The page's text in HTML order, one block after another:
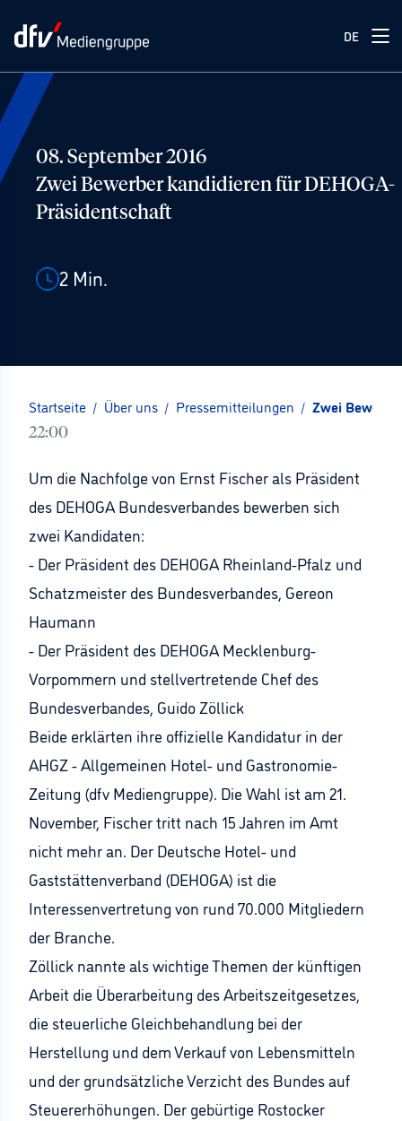
DE
08. September 2016
Zwei Bewerber kandidieren für DEHOGA-
Präsidentschaft
2 Min.
Startseite / Über uns / Pressemitteilungen / Zwei
22:00
Um die Nachfolge von Ernst Fischer als Präsident
des DEHOGA Bundesverbandes bewerben sich
zwei Kandidaten:
- Der Präsident des DEHOGA Rheinland-Pfalz und
Schatzmeister des Bundesverbandes, Gereon
Haumann
- Der Präsident des DEHOGA Mecklenburg-
Vorpommern und stellvertretende Chef des
Bundesverbandes, Guido Zöllick
Beide erklärten ihre offizielle Kandidatur in der
AHGZ - Allgemeinen Hotel- und Gastronomie-
Zeitung (dfv Mediengruppe). Die Wahl ist am 21.
November, Fischer tritt nach 15 Jahren im Amt
nicht mehr an. Der Deutsche Hotel- und
Gaststättenverband (DEHOGA) ist die
Interessenvertretung von rund 70.000 Mitgliedern
der Branche.
Zöllick nannte als wichtige Themen der künftigen
Arbeit die Überarbeitung des Arbeitszeitgesetzes,
die steuerliche Gleichbehandlung bei der
Herstellung und dem Verkauf von Lebensmitteln
und der grundsätzliche Verzicht des Bundes auf
Steuererhöhungen. Der gebürtige Rostocker